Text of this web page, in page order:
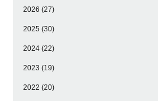
2026 (27)
2025 (30)
2024 (22)
2023 (19)
2022 (20)